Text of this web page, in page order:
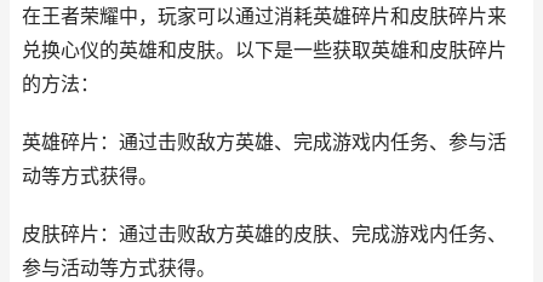
在王者荣耀中，玩家可以通过消耗英雄碎片和皮肤碎片来
兑换心仪的英雄和皮肤。以下是一些获取英雄和皮肤碎片
的方法：
英雄碎片：通过击败敌方英雄、完成游戏内任务、参与活
动等方式获得。
皮肤碎片：通过击败敌方英雄的皮肤、完成游戏内任务、
参与活动等方式获得。